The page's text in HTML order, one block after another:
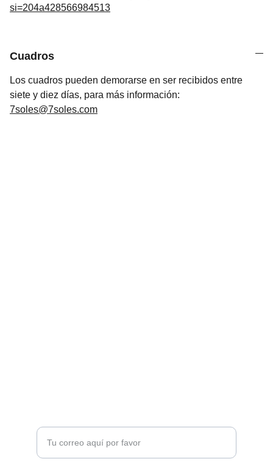
si=204a428566984513
Cuadros
Los cuadros pueden demorarse en ser recibidos entre
siete y diez días, para más información:
7soles@7soles.com